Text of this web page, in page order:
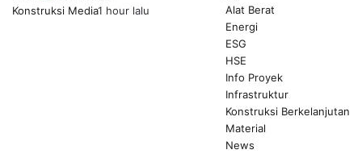
Alat Berat
Energi
ESG
HSE
Info Proyek
Infrastruktur
Konstruksi Berkelanjutan
Material
News
Konstruksi Media1 hour lalu